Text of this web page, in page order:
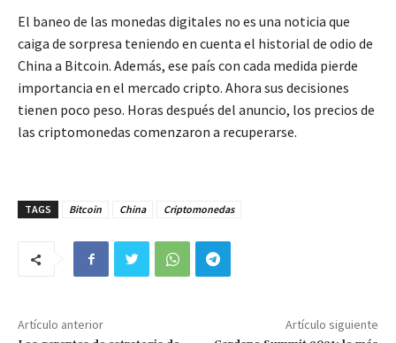
El baneo de las monedas digitales no es una noticia que
caiga de sorpresa teniendo en cuenta el historial de odio de
China a Bitcoin. Además, ese país con cada medida pierde
importancia en el mercado cripto. Ahora sus decisiones
tienen poco peso. Horas después del anuncio, los precios de
las criptomonedas comenzaron a recuperarse.
TAGS Bitcoin China Criptomonedas
Artículo anterior Artículo siguiente